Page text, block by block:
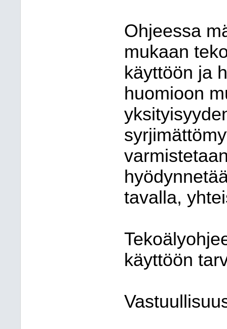
Ohjeessa
mukaan
käyttöön ja
huomioon
tavalla,
käyttöön